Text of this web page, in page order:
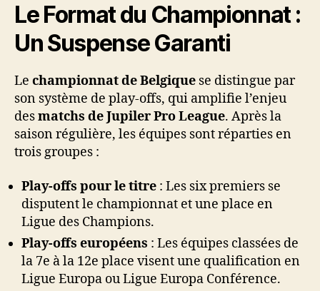
Le Format du Championnat :
Un Suspense Garanti
Le championnat de Belgique se distingue par
son système de play-offs, qui amplifie l’enjeu
desmatchs de Jupiler Pro League. Après la
saison régulière, les équipes sont réparties en
trois groupes :
Play-offs pour le titre : Les six premiers se
disputent le championnat et une place en
Ligue des Champions.
Play-offs européens : Les équipes classées de
la 7e à la 12e place visent une qualification en
Ligue Europa ou Ligue Europa Conférence.